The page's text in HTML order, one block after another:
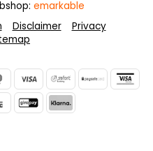
Disclaimer
Privacy
emarkable